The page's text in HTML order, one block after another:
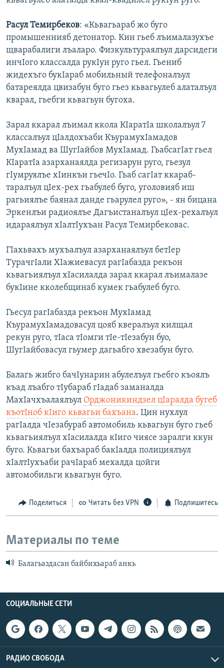
Расул Темирбеков: «Кьвагьараб жо буго
промышеннияб детонатор. Кин гьеб лъималазухъе
щварабалиги лъаларо. Физкультураялъул дарсидеги
инчIого классалда рукIун руго гьел. Гьениб
жидехъго букIараб мобильный телефоналъул
батареялда цвизабун буго гьез кьвагьулеб алаталъул
кварал, гьебги кьвагьун бугоха.
Зарал ккарал лъимал ккола КIаратIа школалъул 7
классалъул цIалдохъаби КъурамухIамадов
МухIамад ва ШугIайбов МухIамад. ГьабсагIат гьел
КIаратIа азарханаялда регизарун руго, гьезул
гIумруялъе хIинкъи гьечIо. Гьаб сагIат ккараб-
таралъул цIех-рех гьабулеб буго, уголовияб иш
рагьиялъе баянал данде гьарулел руго», - ян бицана
Эркенлъи радиоялъе Дагъистаналъул цIех-рехалъул
идараялъул хIалтIухъан Расул Темирбековас.
ГIахьвахъ мухъалъул азарханаялъул бетIер
ТурачгIали ХIажиевасул рагIабазда рекъон
кьвагьиялъул хIасилалда зарал ккарал лъималазе
букIине кколебщинаб кумек гьабулеб буго.
Гьесул рагIабазда рекъон МухIамад
КъурамухIамадовасул цояб квералъул килщал
рекун руго, тIаса тIомги тIе-тIезабун буо,
ШугIайбовасул гьумер дагьабго хвезабун буго.
Балагь жибго бачIунарин абулелъул гьебго къоялъ
къад лъабго тIубараб гIадаб заманалда
МахIачхъалаялъул Орджоникиндзел цIаралда бугеб
къотIноб кIиго кьвагьи бахъана. Цин нухлул
рагIалда чIезабураб автомобиль кьвагьун буго гьеб
кьвагьиялъул хIасилалда кIиго чиясе заралги ккун
буго. Кьвагьи бахъараб бакIалда полициялъул
хIалтIухъаби рачIараб мехалда цойги
автомобильги кьвагьун буго.
Поделиться Читать без VPN Подпишитесь
Материалы по теме
Балагьаздасан байбихьараб анкь
СОЦИАЛЬНЫЕ СЕТИ
РАДИО СВОБОДА